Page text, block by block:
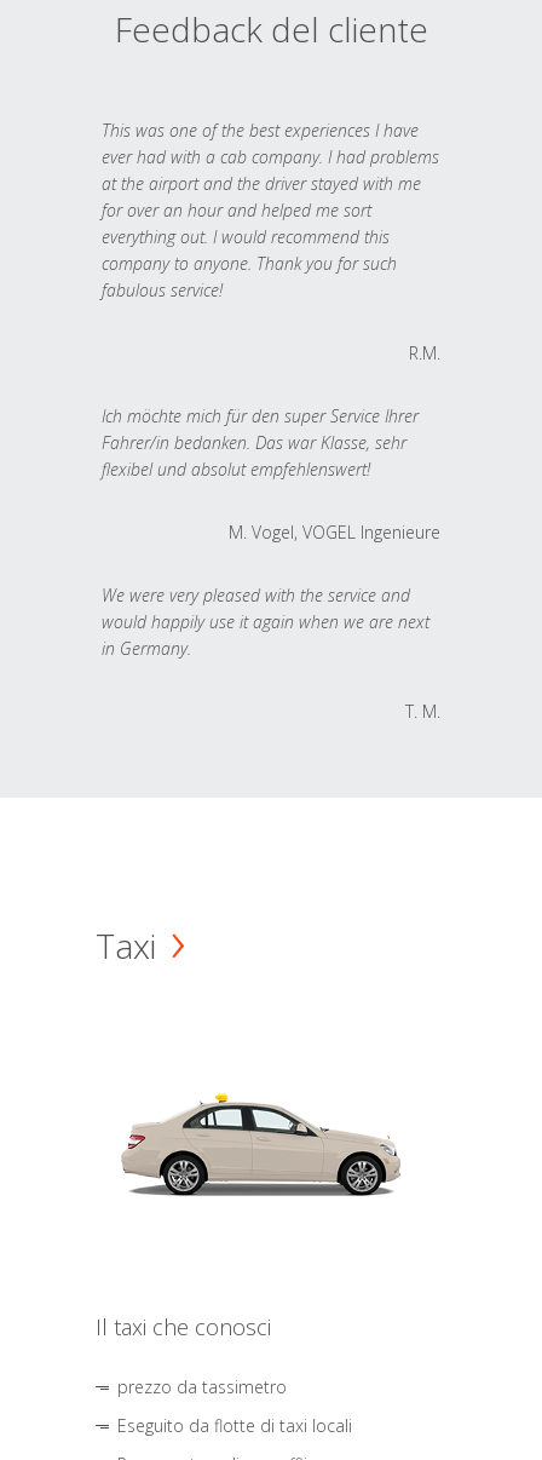
Feedback del cliente
This was one of the best experiences I have
ever had with a cab company. I had problems
at the airport and the driver stayed with me
for over an hour and helped me sort
everything out. I would recommend this
company to anyone. Thank you for such
fabulous service!
R.M.
Ich möchte mich für den super Service Ihrer
Fahrer/in bedanken. Das war Klasse, sehr
flexibel und absolut empfehlenswert!
M. Vogel, VOGEL Ingenieure
We were very pleased with the service and
would happily use it again when we are next
in Germany.
T. M.
Taxi
Il taxi che conosci
prezzo da tassimetro
Eseguito da flotte di taxi locali